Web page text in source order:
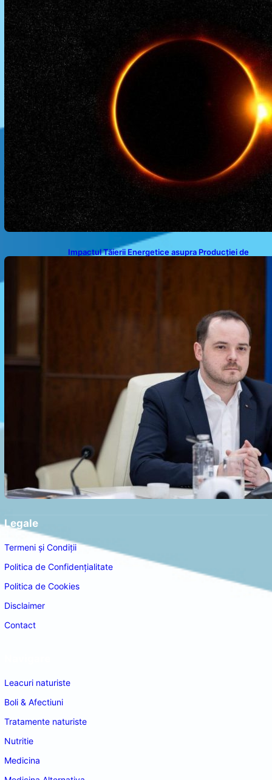
Impactul Tăierii Energetice asupra Producției de
Legale
Termeni și Condiții
Politica de Confidențialitate
Politica de Cookies
Disclaimer
Contact
Leacuri naturiste
Boli & Afectiuni
Tratamente naturiste
Nutritie
Medicina